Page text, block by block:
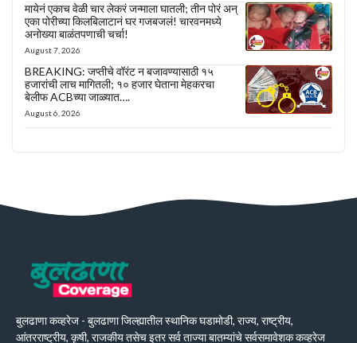
मायेनं एकाच वेळी चार लेकरं जन्माला घातली; तीन पोरं अन्
एका पोरीच्या किलबिलाटानं घर गजबजलं! चारवनमध्ये
अनोख्या बाळंतपणाची चर्चा!
August 7, 2026
BREAKING: जप्तीचे वॉरंट न बजावण्यासाठी १५
हजारांची लाच मागितली; १० हजार घेताना मेहकरचा
बेलीफ ACBच्या जाळ्यात….
August 6, 2026
बुलढाणा कव्हरेज - बुलढाणा जिल्ह्यातील स्थानिक घडामोडी, राज्य, राष्ट्रीय,
आंतरराष्ट्रीय, कृषी, राजकीय तसेच इतर सर्व ताज्या बातम्यांचे सर्वसमावेशक कव्हरेज